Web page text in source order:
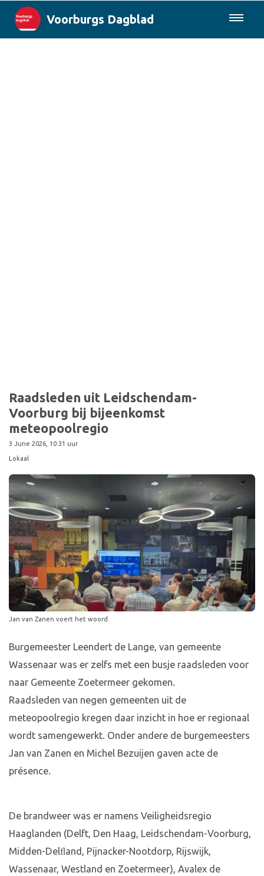
Voorburgs Dagblad
Raadsleden uit Leidschendam-
Voorburg bij bijeenkomst
meteopoolregio
3 June 2026, 10:31 uur
Lokaal
Jan van Zanen voert het woord.
Burgemeester Leendert de Lange, van gemeente
Wassenaar was er zelfs met een busje raadsleden voor
naar Gemeente Zoetermeer gekomen.
Raadsleden van negen gemeenten uit de
meteopoolregio kregen daar inzicht in hoe er regionaal
wordt samengewerkt. Onder andere de burgemeesters
Jan van Zanen en Michel Bezuijen gaven acte de
présence.
De brandweer was er namens Veiligheidsregio
Haaglanden (Delft, Den Haag, Leidschendam-Voorburg,
Midden-Delﬂand, Pijnacker-Nootdorp, Rijswijk,
Wassenaar, Westland en Zoetermeer), Avalex de